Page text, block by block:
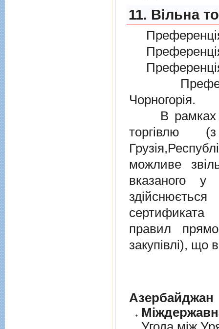
11. Вільна
Чорногорія.
В рамках
торгiвлю
можливе
вказаного у
правил
закупівлі), що
Азербайджан